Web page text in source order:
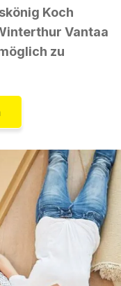
Koch
Vantaa
zu